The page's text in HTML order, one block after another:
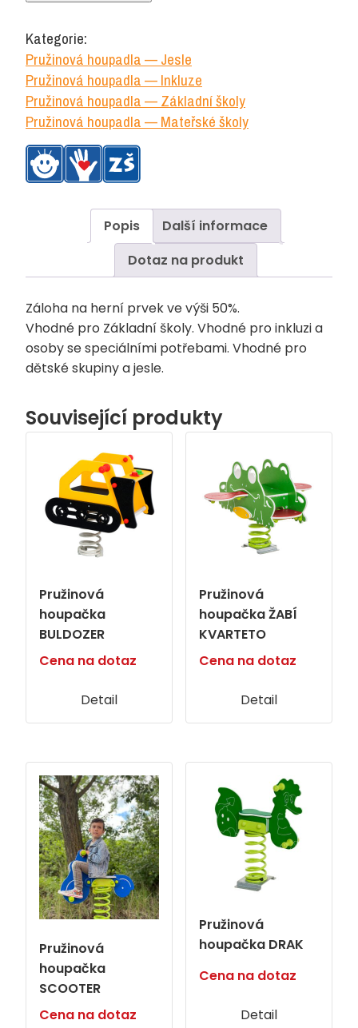
Kategorie:
Pružinová houpadla — Jesle
Pružinová houpadla — Inkluze
Pružinová houpadla — Základní školy
Pružinová houpadla — Mateřské školy
Popis
Další informace
Dotaz na produkt
Záloha na herní prvek ve výši 50%.
Vhodné pro Základní školy. Vhodné pro inkluzi a
osoby se speciálními potřebami. Vhodné pro
dětské skupiny a jesle.
Související produkty
Pružinová
houpačka
BULDOZER
Cena na dotaz
Detail
Pružinová
houpačka ŽABÍ
KVARTETO
Cena na dotaz
Detail
Pružinová
houpačka
SCOOTER
Cena na dotaz
Pružinová
houpačka DRAK
Cena na dotaz
Detail